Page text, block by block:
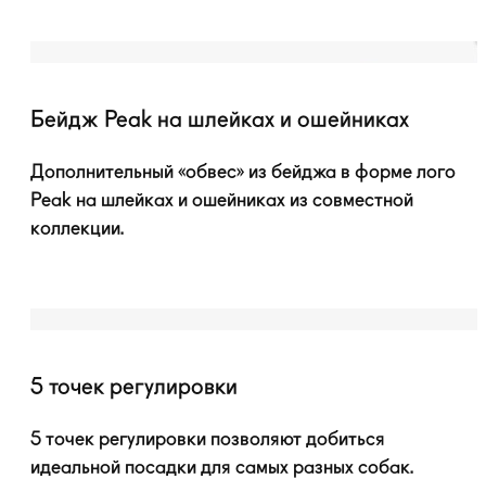
Бейдж Peak на шлейках и ошейниках
Дополнительный «обвес» из бейджа в форме лого
Peak на шлейках и ошейниках из совместной
коллекции.
5 точек регулировки
5 точек регулировки позволяют добиться
идеальной посадки для самых разных собак.